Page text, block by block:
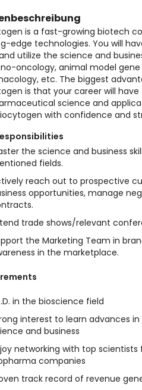
is a fast-growing biotech
edge technologies. You will
utilize the science and
oncology, animal model gene
etc. The biggest
is that your career will
science and
with confidence and
the science and business
fields.
reach out to prospective
opportunities, manage
trade shows/relevant
the Marketing Team in
in the marketplace.
in the bioscience field
interest to learn advances
and business
networking with top
companies
track record of revenue